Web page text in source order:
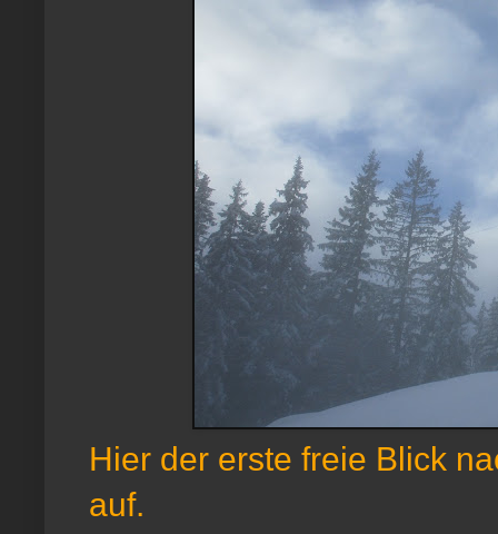
Hier der erste freie Blick
auf.